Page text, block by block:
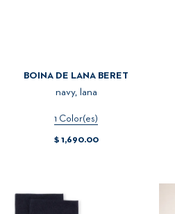
BOINA DE LANA BERET
navy, lana
1 Color(es)
$ 1,690.00